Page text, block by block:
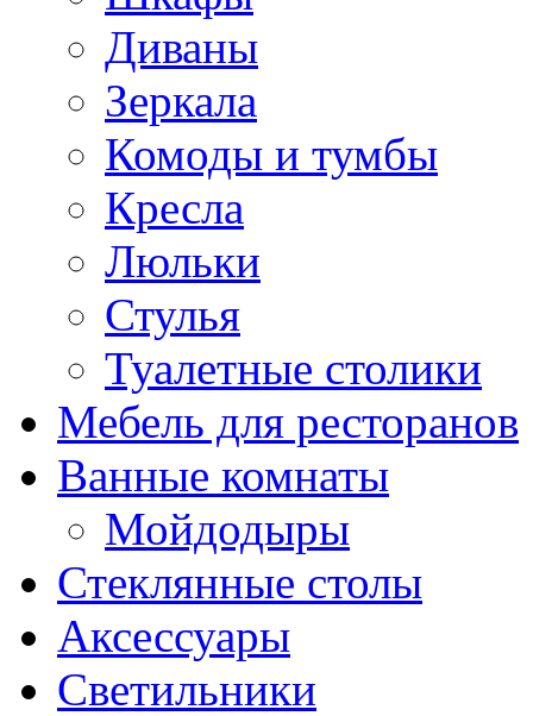
Диваны
Зеркала
Комоды и тумбы
Кресла
Люльки
Стулья
Туалетные столики
Мебель для ресторанов
Ванные комнаты
Мойдодыры
Стеклянные столы
Аксессуары
Светильники